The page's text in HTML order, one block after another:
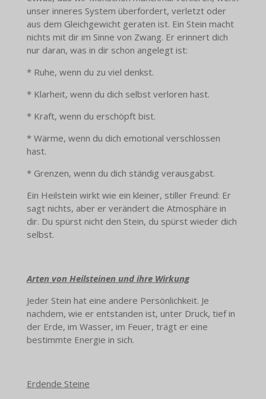
unser inneres System überfordert, verletzt oder
aus dem Gleichgewicht geraten ist. Ein Stein macht
nichts mit dir im Sinne von Zwang. Er erinnert dich
nur daran, was in dir schon angelegt ist:
* Ruhe, wenn du zu viel denkst.
* Klarheit, wenn du dich selbst verloren hast.
* Kraft, wenn du erschöpft bist.
* Wärme, wenn du dich emotional verschlossen
hast.
* Grenzen, wenn du dich ständig verausgabst.
Ein Heilstein wirkt wie ein kleiner, stiller Freund: Er
sagt nichts, aber er verändert die Atmosphäre in
dir. Du spürst nicht den Stein, du spürst wieder dich
selbst.
Arten von Heilsteinen und ihre Wirkung
Jeder Stein hat eine andere Persönlichkeit. Je
nachdem, wie er entstanden ist, unter Druck, tief in
der Erde, im Wasser, im Feuer, trägt er eine
bestimmte Energie in sich.
Erdende Steine